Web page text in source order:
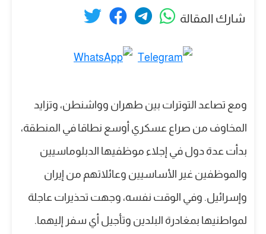
شارك المقالة
ومع تصاعد التوترات بين طهران وواشنطن، وتزايد
المخاوف من صراع عسكري أوسع نطاقا في المنطقة،
بدأت عدة دول في إجلاء موظفيها الدبلوماسيين
والموظفين غير الأساسيين وعائلاتهم من إيران
وإسرائيل. وفي الوقت نفسه، وجهت تحذيرات عاجلة
لمواطنيها بمغادرة البلدين وتأجيل أي سفر إليهما.